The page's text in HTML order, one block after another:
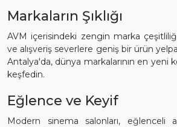
Markaların Şıklığı
AVM içerisindeki zengin marka
ve alışveriş severlere geniş bir ürün
Antalya'da, dünya markalarının en yeni
keşfedin.
Eğlence ve Keyif
Modern sinema salonları, eğlenceli